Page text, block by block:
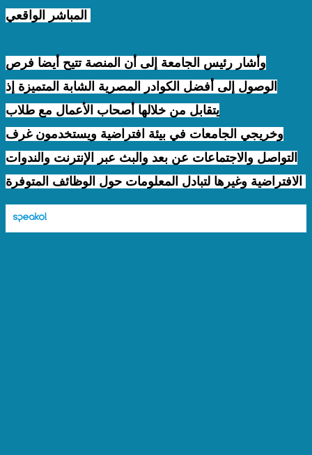
وأشار رئيس الجامعة إلى أن المنصة تتيح أيضا فرص
الوصول إلى أفضل الكوادر المصرية الشابة المتميزة إذ
يتقابل من خلالها أصحاب الأعمال مع طلاب
وخريجي الجامعات في بيئة افتراضية ويستخدمون غرف
التواصل والاجتماعات عن بعد والبث عبر الإنترنت والندوات